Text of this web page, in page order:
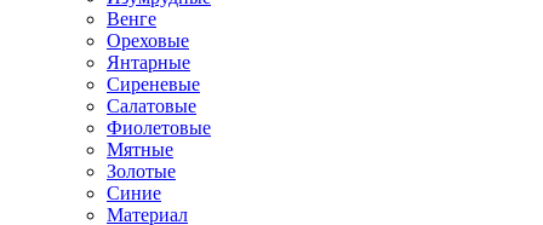
Венге
Ореховые
Янтарные
Сиреневые
Салатовые
Фиолетовые
Мятные
Золотые
Синие
Материал